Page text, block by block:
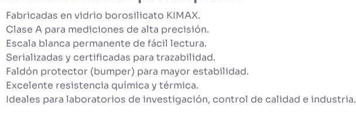
Fabricadas en vidrio borosilicato KIMAX.
Clase A para mediciones de alta precisión.
Escala blanca permanente de fácil lectura.
Serializadas y certificadas para trazabilidad.
Faldón protector (bumper) para mayor estabilidad.
Excelente resistencia química y térmica.
Ideales para laboratorios de investigación, control de calidad e industria.